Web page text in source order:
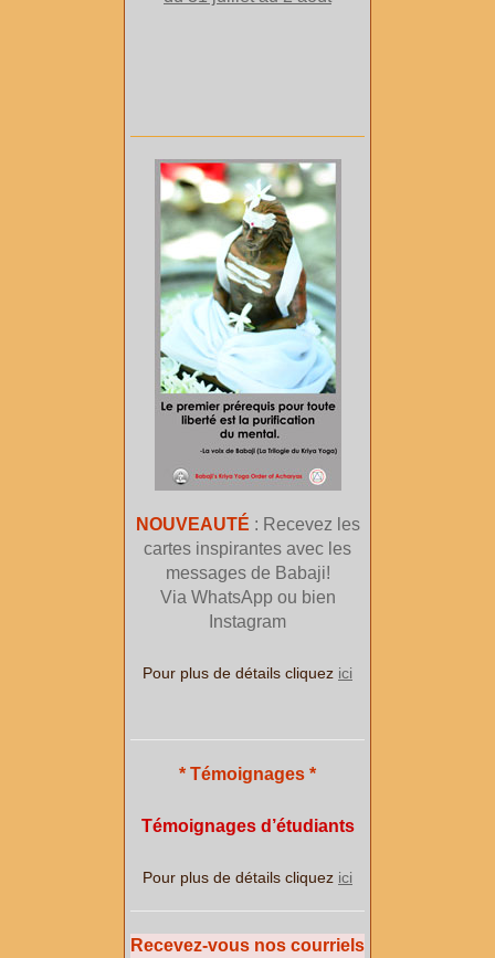
NOUVEAUTÉ : Recevez les
cartes inspirantes avec les
messages de Babaji!
Via WhatsApp ou bien
Instagram
Pour plus de détails cliquez ici
* Témoignages *
Témoignages d’étudiants
Pour plus de détails cliquez ici
Recevez-vous nos courriels